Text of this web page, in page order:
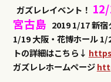
ガズレレイベント！
宮古島 20191/17 新宿
1/19 大阪・花博ホール1/
トの詳細はこちら↓
ガズレレホームページ